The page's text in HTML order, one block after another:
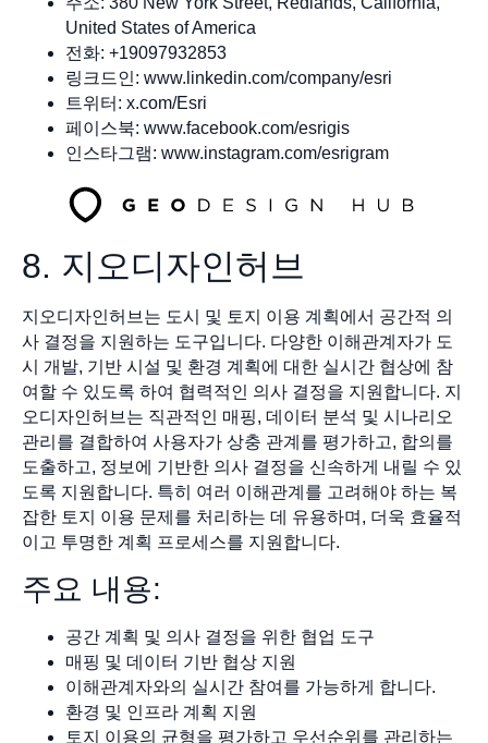
United States of America
전화: +19097932853
링크드인: www.linkedin.com/company/esri
트위터: x.com/Esri
페이스북: www.facebook.com/esrigis
인스타그램: www.instagram.com/esrigram
8. 지오디자인허브
지오디자인허브는 도시 및 토지 이용 계획에서 공간적 의
사 결정을 지원하는 도구입니다. 다양한 이해관계자가 도
시 개발, 기반 시설 및 환경 계획에 대한 실시간 협상에 참
여할 수 있도록 하여 협력적인 의사 결정을 지원합니다. 지
오디자인허브는 직관적인 매핑, 데이터 분석 및 시나리오
관리를 결합하여 사용자가 상충 관계를 평가하고, 합의를
도출하고, 정보에 기반한 의사 결정을 신속하게 내릴 수 있
도록 지원합니다. 특히 여러 이해관계를 고려해야 하는 복
잡한 토지 이용 문제를 처리하는 데 유용하며, 더욱 효율적
이고 투명한 계획 프로세스를 지원합니다.
주요 내용:
공간 계획 및 의사 결정을 위한 협업 도구
매핑 및 데이터 기반 협상 지원
이해관계자와의 실시간 참여를 가능하게 합니다.
환경 및 인프라 계획 지원
토지 이용의 균형을 평가하고 우선순위를 관리하는